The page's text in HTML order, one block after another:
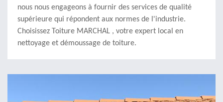
nous nous engageons à fournir des services de qualité
supérieure qui répondent aux normes de l'industrie.
Choisissez Toiture MARCHAL , votre expert local en
nettoyage et démoussage de toiture.